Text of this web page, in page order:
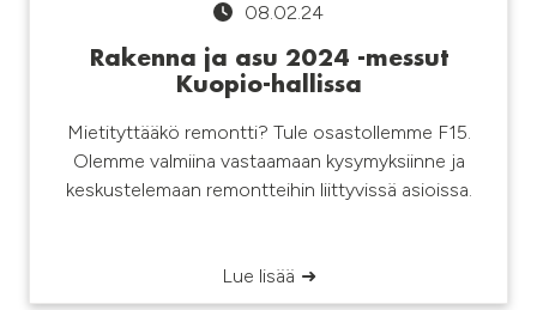
08.02.24
Rakenna ja asu 2024 -messut
Kuopio-hallissa
Mietityttääkö remontti? Tule osastollemme F15.
Olemme valmiina vastaamaan kysymyksiinne ja
keskustelemaan remontteihin liittyvissä asioissa.
Lue lisää